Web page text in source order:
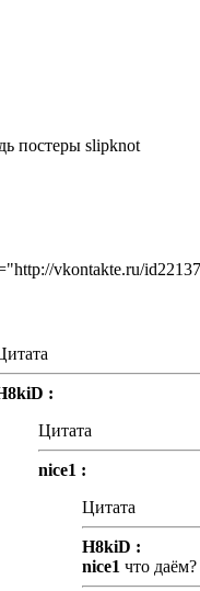
постеры slipknot
vkontakte.ru/
:
Цитата
nice1 :
Цитата
H8kiD :
nice1 что